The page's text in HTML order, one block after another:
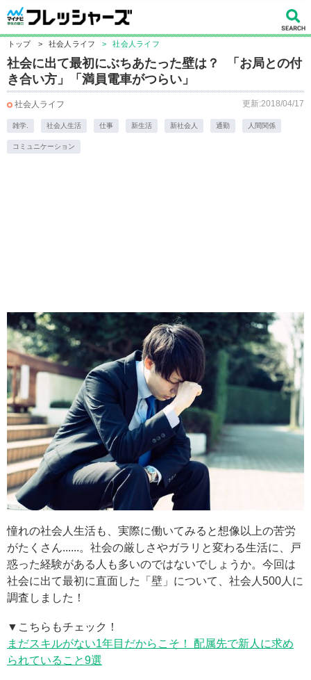
トップ > 社会人ライフ > 社会人ライフ
社会に出て最初にぶちあたった壁は？ 「お局との付
き合い方」「満員電車がつらい」
社会人ライフ 更新:2018/04/17
雑学. 社会人生活 仕事 新生活 新社会人 通勤 人間関係
コミュニケーション
憧れの社会人生活も、実際に働いてみると想像以上の苦労
がたくさん......。社会の厳しさやガラリと変わる生活に、戸
惑った経験がある人も多いのではないでしょうか。今回は
社会に出て最初に直面した「壁」について、社会人500人に
調査しました！
▼こちらもチェック！
まだスキルがない1年目だからこそ！ 配属先で新人に求め
られていること9選